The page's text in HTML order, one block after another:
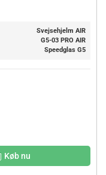
Svejsehjelm AIR
G5-03 PRO AIR
Speedglas G5
Køb nu